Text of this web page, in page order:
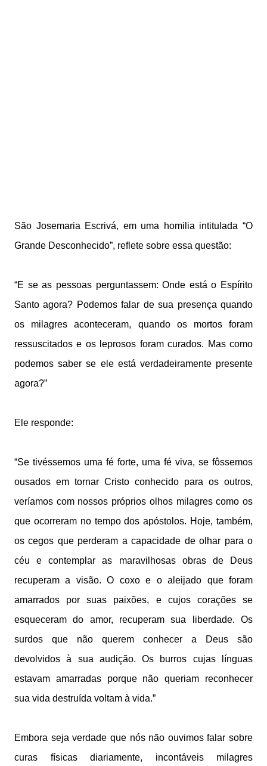
São Josemaria Escrivá, em uma homilia intitulada “O
Grande Desconhecido”, reflete sobre essa questão:
“E se as pessoas perguntassem: Onde está o Espírito
Santo agora? Podemos falar de sua presença quando
os milagres aconteceram, quando os mortos foram
ressuscitados e os leprosos foram curados. Mas como
podemos saber se ele está verdadeiramente presente
agora?”
Ele responde:
“Se tivéssemos uma fé forte, uma fé viva, se fôssemos
ousados em tornar Cristo conhecido para os outros,
veríamos com nossos próprios olhos milagres como os
que ocorreram no tempo dos apóstolos. Hoje, também,
os cegos que perderam a capacidade de olhar para o
céu e contemplar as maravilhosas obras de Deus
recuperam a visão. O coxo e o aleijado que foram
amarrados por suas paixões, e cujos corações se
esqueceram do amor, recuperam sua liberdade. Os
surdos que não querem conhecer a Deus são
devolvidos à sua audição. Os burros cujas línguas
estavam amarradas porque não queriam reconhecer
sua vida destruída voltam à vida.”
Embora seja verdade que nós não ouvimos falar sobre
curas físicas diariamente, incontáveis milagres